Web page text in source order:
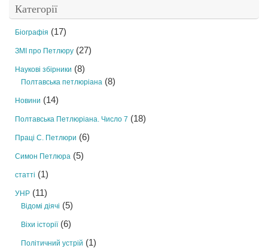
Категорії
Біографія (17)
ЗМІ про Петлюру (27)
Наукові збірники (8)
Полтавська петлюріана (8)
Новини (14)
Полтавська Петлюріана. Число 7 (18)
Праці С. Петлюри (6)
Симон Петлюра (5)
статті (1)
УНР (11)
Відомі діячі (5)
Віхи історії(6)
Політичний устрій (1)